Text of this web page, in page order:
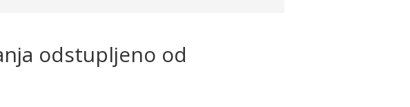
odstupljeno od